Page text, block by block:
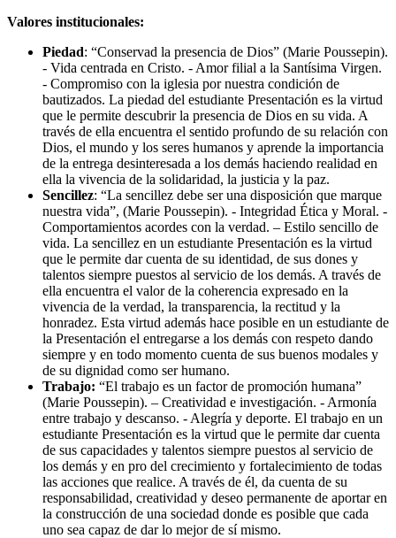
Valores institucionales:
Piedad: “Conservad la presencia de Dios” (Marie Poussepin).
- Vida centrada en Cristo. - Amor filial a la Santísima Virgen.
- Compromiso con la iglesia por nuestra condición de
bautizados. La piedad del estudiante Presentación es la virtud
que le permite descubrir la presencia de Dios en su vida. A
través de ella encuentra el sentido profundo de su relación con
Dios, el mundo y los seres humanos y aprende la importancia
de la entrega desinteresada a los demás haciendo realidad en
ella la vivencia de la solidaridad, la justicia y la paz.
Sencillez: “La sencillez debe ser una disposición que marque
nuestra vida”, (Marie Poussepin). - Integridad Ética y Moral. -
Comportamientos acordes con la verdad. – Estilo sencillo de
vida. La sencillez en un estudiante Presentación es la virtud
que le permite dar cuenta de su identidad, de sus dones y
talentos siempre puestos al servicio de los demás. A través de
ella encuentra el valor de la coherencia expresado en la
vivencia de la verdad, la transparencia, la rectitud y la
honradez. Esta virtud además hace posible en un estudiante de
la Presentación el entregarse a los demás con respeto dando
siempre y en todo momento cuenta de sus buenos modales y
de su dignidad como ser humano.
Trabajo: “El trabajo es un factor de promoción humana”
(Marie Poussepin). – Creatividad e investigación. - Armonía
entre trabajo y descanso. - Alegría y deporte. El trabajo en un
estudiante Presentación es la virtud que le permite dar cuenta
de sus capacidades y talentos siempre puestos al servicio de
los demás y en pro del crecimiento y fortalecimiento de todas
las acciones que realice. A través de él, da cuenta de su
responsabilidad, creatividad y deseo permanente de aportar en
la construcción de una sociedad donde es posible que cada
uno sea capaz de dar lo mejor de sí mismo.